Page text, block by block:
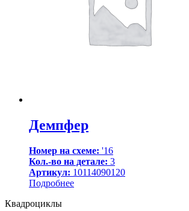
Демпфер
Номер на схеме: '16
Кол.-во на детале: 3
Артикул: 10114090120
Подробнее
Квадроциклы